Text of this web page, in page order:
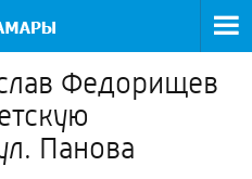
Федорищев
Панова